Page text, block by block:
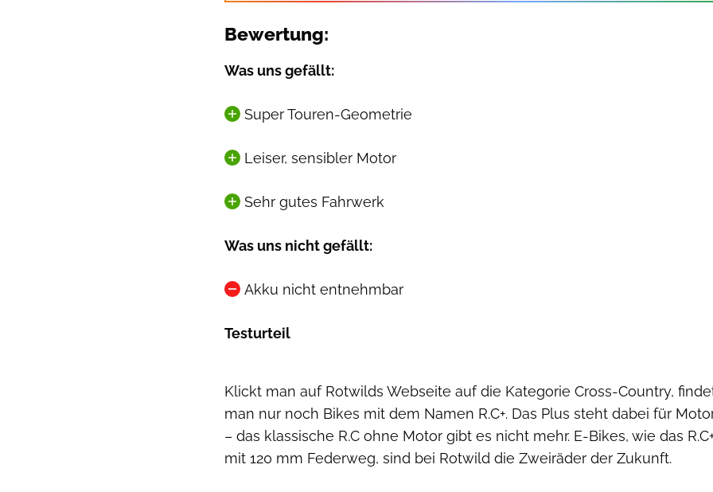
Bewertung:
Was uns gefällt:
Super Touren-Geometrie
Leiser, sensibler Motor
Sehr gutes Fahrwerk
Was uns nicht gefällt:
Akku nicht entnehmbar
Testurteil
Klickt man auf Rotwilds Webseite auf die Kategorie Cross-Country,
man nur noch Bikes mit dem Namen R.C+. Das Plus steht dabei für
– das klassische R.C ohne Motor gibt es nicht mehr. E-Bikes, wie das
mit 120 mm Federweg, sind bei Rotwild die Zweiräder der Zukunft.